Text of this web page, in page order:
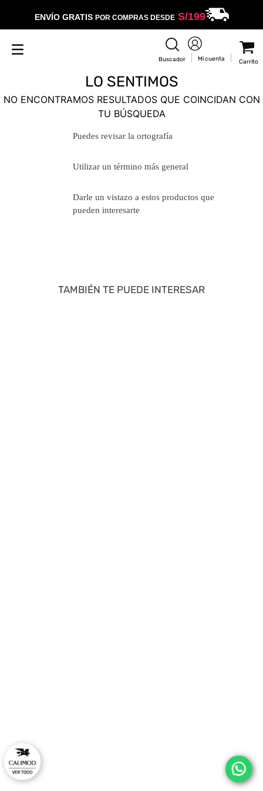
ENVÍO GRATIS POR COMPRAS DESDES/199
LO SENTIMOS
NO ENCONTRAMOS RESULTADOS QUE COINCIDAN CON
TU BÚSQUEDA
Puedes revisar la ortografía
Utilizar un término más general
Darle un vistazo a estos productos
que pueden interesarte
TAMBIÉN TE PUEDE INTERESAR